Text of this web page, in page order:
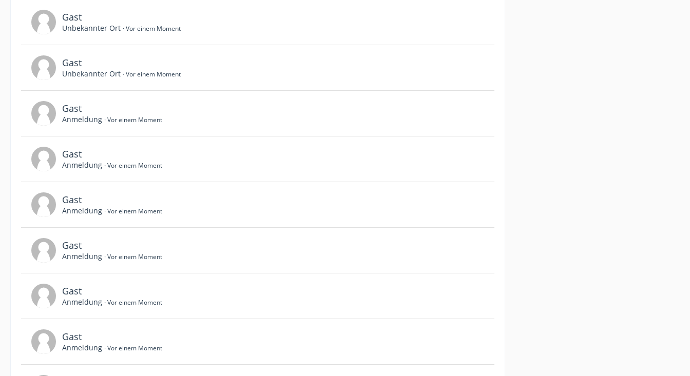
Gast
Unbekannter Ort Vor einem Moment
Gast
Unbekannter Ort Vor einem Moment
Gast
Anmeldung Vor einem Moment
Gast
Anmeldung Vor einem Moment
Gast
Anmeldung Vor einem Moment
Gast
Anmeldung Vor einem Moment
Gast
Anmeldung Vor einem Moment
Gast
Anmeldung Vor einem Moment